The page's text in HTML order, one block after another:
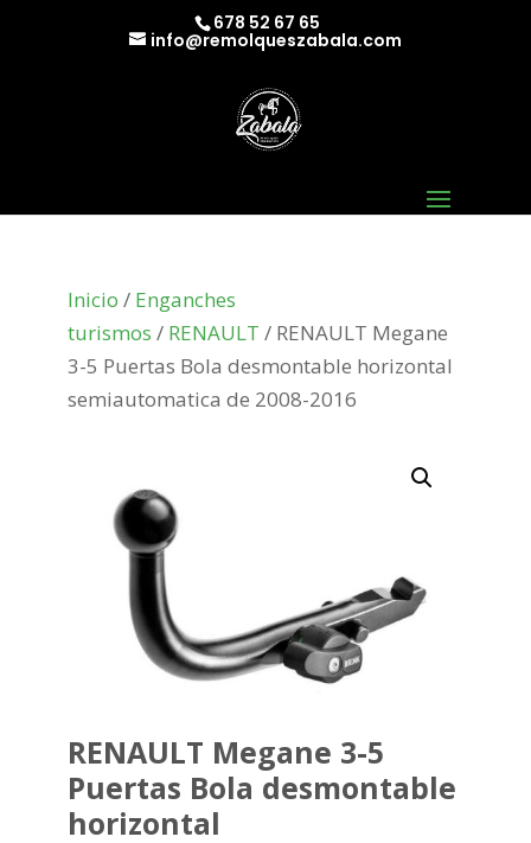
678 52 67 65
info@remolqueszabala.com
Inicio / Enganches
turismos / RENAULT / RENAULT Megane
3-5 Puertas Bola desmontable horizontal
semiautomatica de 2008-2016
RENAULT Megane 3-5
Puertas Bola desmontable
horizontal